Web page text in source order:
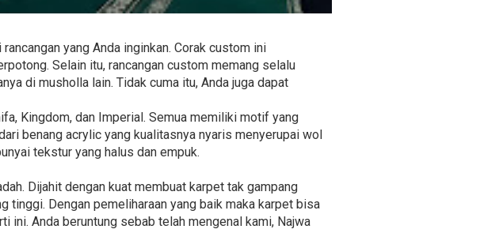
yang Anda inginkan. Corak custom ini
Selain itu, rancangan custom memang selalu
di musholla lain. Tidak cuma itu, Anda juga dapat
Kingdom, dan Imperial. Semua memiliki motif yang
benang acrylic yang kualitasnya nyaris menyerupai wol
tekstur yang halus dan empuk.
Dijahit dengan kuat membuat karpet tak gampang
tinggi. Dengan pemeliharaan yang baik maka karpet bisa
ini. Anda beruntung sebab telah mengenal kami, Najwa